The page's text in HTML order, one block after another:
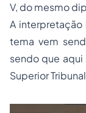
V, do mesmo
A
tema vem
sendo que
Superior